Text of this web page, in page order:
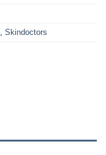
Skindoctors